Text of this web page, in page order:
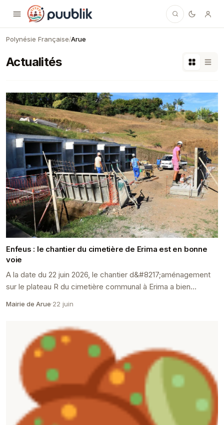
Puublik
Polynésie Française/Arue
Actualités
Enfeus : le chantier du cimetière de Erima est en bonne
voie
A la date du 22 juin 2026, le chantier d&#8217;aménagement
sur le plateau R du cimetière communal à Erima a bien
Mairie de Arue·22 juin